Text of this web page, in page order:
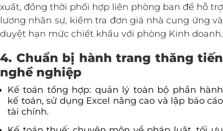
xuất, đồng thời phối hợp liên phòng ban để hỗ trợ
lương nhân sự, kiểm tra đơn giá nhà cung ứng và
duyệt hạn mức chiết khấu với phòng Kinh doanh.
4. Chuẩn bị hành trang thăng tiến
nghề nghiệp
Kế toán tổng hợp: quản lý toàn bộ phần hành
kế toán, sử dụng Excel nâng cao và lập báo cáo
tài chính.